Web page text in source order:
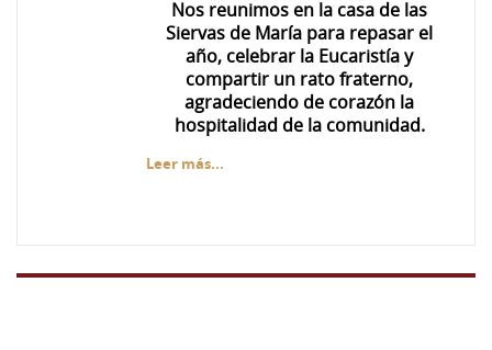
Nos reunimos en la casa de las
Siervas de María para repasar el
año, celebrar la Eucaristía y
compartir un rato fraterno,
agradeciendo de corazón la
hospitalidad de la comunidad.
Leer más...